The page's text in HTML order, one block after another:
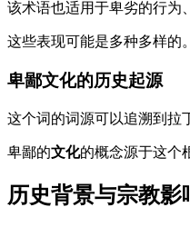
该术语也适用于卑劣的行为
这些表现可能是多种多样的
卑鄙文化的历史起源
这个词的词源可以追溯到拉
卑鄙的文化的概念源于这个
历史背景与宗教影